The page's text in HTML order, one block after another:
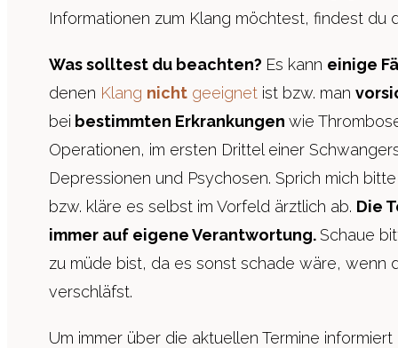
Informationen zum Klang möchtest, findest du
Was solltest du beachten? Es kann einige
denen Klang nicht geeignet ist bzw. man
bei bestimmten Erkrankungenwie
Operationen, im ersten Drittel einer
Depressionen und Psychosen. Sprich mich
bzw. kläre es selbst im Vorfeld ärztlich ab. Die
immer auf eigene Verantwortung.Schaue
zu müde bist, da es sonst schade wäre, wenn
verschläfst.
Um immer über die aktuellen Termine